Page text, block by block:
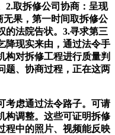
2.取拆修公司协商：呈现
无果，第一时间取拆修公
的法院告状。3.寻求第三
降现实来由，通过法令手
构对拆修工程进行质量判
题、协商过程，正在这两
虑通过法令路子。可请
构调整。这些可证明拆修
程中的照片、视频能反映